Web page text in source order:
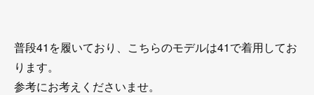
普段41を履いており、こちらのモデルは41で着用してお
ります。
参考にお考えくださいませ。